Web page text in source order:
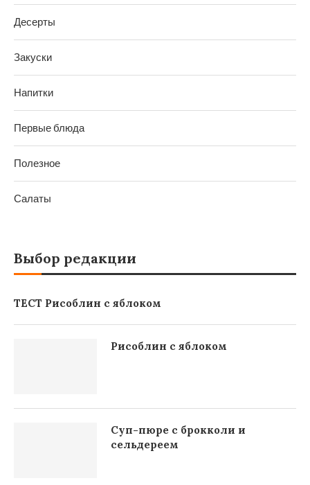
Десерты
Закуски
Напитки
Первые блюда
Полезное
Салаты
Выбор редакции
ТЕСТ Рисоблин с яблоком
Рисоблин с яблоком
Суп-пюре с брокколи и
сельдереем